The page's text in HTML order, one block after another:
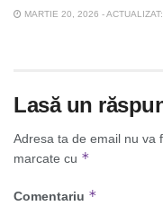
MARTIE 20, 2026 -
Lasă un
Adresa ta de email nu va
marcate cu *
Comentariu *